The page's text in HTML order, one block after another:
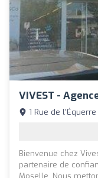
VIVEST -
1 Rue de
Bienvenue chez
partenaire de
Moselle. Nous